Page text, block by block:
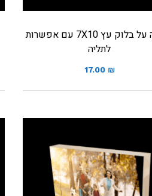
תמונה על בלוק עץ 7X10 עם אפשרות
לתליה
17.00 ₪